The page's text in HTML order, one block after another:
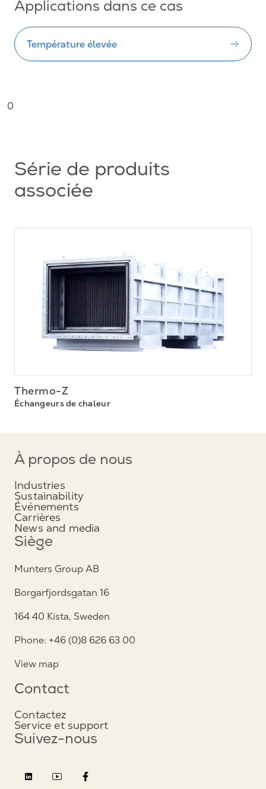
Applications dans ce cas
Température élevée
0
Série de produits
associée
Thermo-Z
Échangeurs de chaleur
À propos de nous
Industries
Sustainability
Événements
Carrières
News and media
Siège
Munters Group AB
Borgarfjordsgatan 16
164 40 Kista, Sweden
Phone: +46 (0)8 626 63 00
View map
Contact
Contactez
Service et support
Suivez-nous